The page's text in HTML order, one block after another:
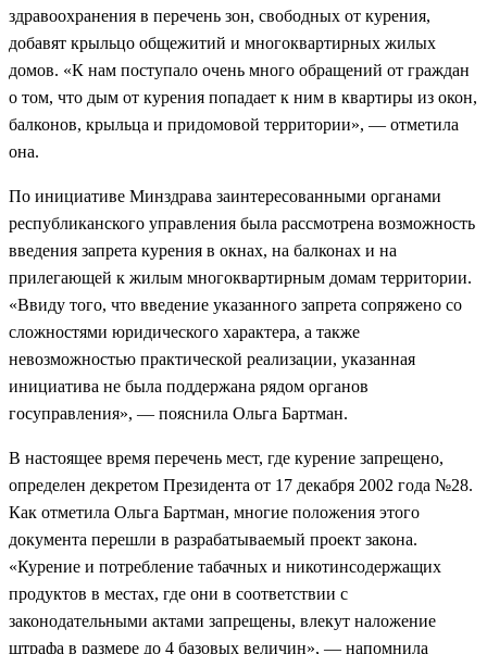
здравоохранения в перечень зон, свободных от курения,
добавят крыльцо общежитий и многоквартирных жилых
домов. «К нам поступало очень много обращений от граждан
о том, что дым от курения попадает к ним в квартиры из окон,
балконов, крыльца и придомовой территории», — отметила
она.
По инициативе Минздрава заинтересованными органами
республиканского управления была рассмотрена возможность
введения запрета курения в окнах, на балконах и на
прилегающей к жилым многоквартирным домам территории.
«Ввиду того, что введение указанного запрета сопряжено со
сложностями юридического характера, а также
невозможностью практической реализации, указанная
инициатива не была поддержана рядом органов
госуправления», — пояснила Ольга Бартман.
В настоящее время перечень мест, где курение запрещено,
определен декретом Президента от 17 декабря 2002 года №28.
Как отметила Ольга Бартман, многие положения этого
документа перешли в разрабатываемый проект закона.
«Курение и потребление табачных и никотинсодержащих
продуктов в местах, где они в соответствии с
законодательными актами запрещены, влекут наложение
штрафа в размере до 4 базовых величин», — напомнила